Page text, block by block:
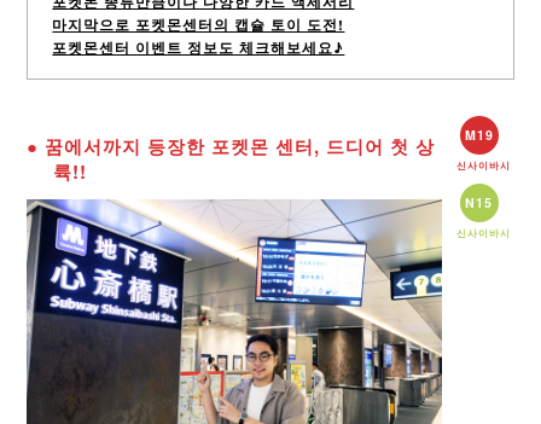
마지막으로 포켓몬센터의 캡슐 토이 도전!
포켓몬센터 이벤트 정보도 체크해보세요♪
● 꿈에서까지 등장한 포켓몬 센터, 드디어 첫 상
륙!!
M19
신사이바시
N15
신사이바시